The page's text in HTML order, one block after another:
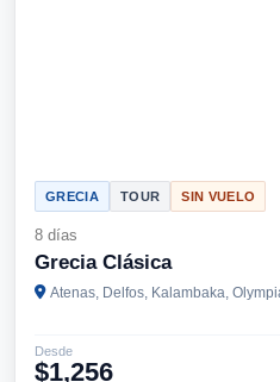
GRECIA TOUR SIN VUELO
8 días
Grecia Clásica
Atenas, Delfos, Kalambaka,
Desde
$1,256